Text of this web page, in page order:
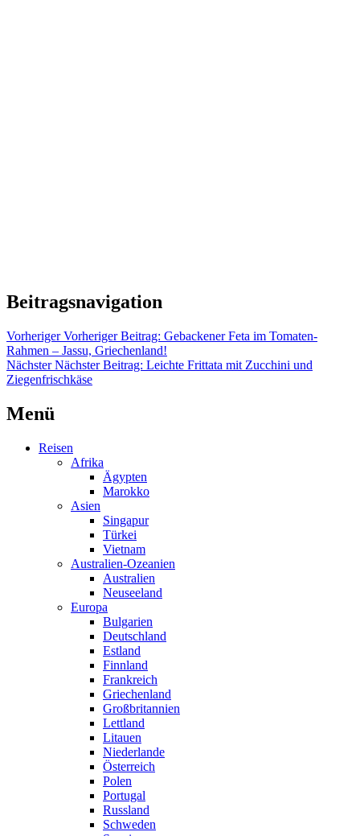
Beitragsnavigation
Vorheriger Vorheriger Beitrag: Gebackener Feta im Tomaten-
Rahmen – Jassu, Griechenland!
Nächster Nächster Beitrag: Leichte Frittata mit Zucchini und
Ziegenfrischkäse
Menü
Reisen
Afrika
Ägypten
Marokko
Asien
Singapur
Türkei
Vietnam
Australien-Ozeanien
Australien
Neuseeland
Europa
Bulgarien
Deutschland
Estland
Finnland
Frankreich
Griechenland
Großbritannien
Lettland
Litauen
Niederlande
Österreich
Polen
Portugal
Russland
Schweden